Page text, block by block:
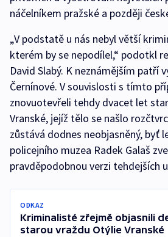
náčelníkem pražské a později
„V podstatě u nás nebyl větší
kterém by se nepodílel,“ podotkl
David Slabý. K neznámějším patří
Černínové. V souvislosti s tímto
znovuotevřeli tehdy dvacet let
Vranské, jejíž tělo se našlo
zůstává dodnes neobjasněný, byť
policejního muzea Radek Galaš
pravděpodobnou verzi tehdejších
ODKAZ
Kriminalisté zřejmě objasnili
starou vraždu Otýlie Vranské